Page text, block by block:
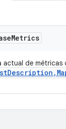
Metrics
actual de métricas
Description ,